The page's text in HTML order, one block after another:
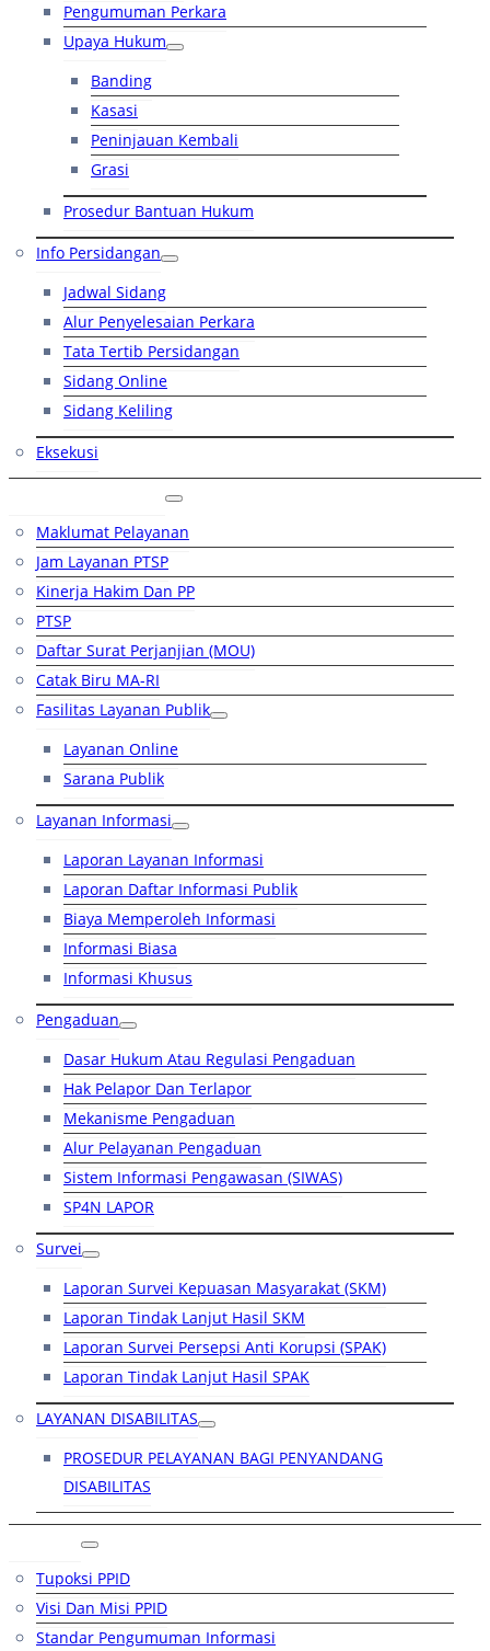
Pengumuman Perkara
Upaya Hukum
Banding
Kasasi
Peninjauan Kembali
Grasi
Prosedur Bantuan Hukum
Info Persidangan
Jadwal Sidang
Alur Penyelesaian Perkara
Tata Tertib Persidangan
Sidang Online
Sidang Keliling
Eksekusi
Maklumat Pelayanan
Jam Layanan PTSP
Kinerja Hakim Dan PP
PTSP
Daftar Surat Perjanjian (MOU)
Catak Biru MA-RI
Fasilitas Layanan Publik
Layanan Online
Sarana Publik
Layanan Informasi
Laporan Layanan Informasi
Laporan Daftar Informasi Publik
Biaya Memperoleh Informasi
Informasi Biasa
Informasi Khusus
Pengaduan
Dasar Hukum Atau Regulasi Pengaduan
Hak Pelapor Dan Terlapor
Mekanisme Pengaduan
Alur Pelayanan Pengaduan
Sistem Informasi Pengawasan (SIWAS)
SP4N LAPOR
Survei
Laporan Survei Kepuasan Masyarakat (SKM)
Laporan Tindak Lanjut Hasil SKM
Laporan Survei Persepsi Anti Korupsi (SPAK)
Laporan Tindak Lanjut Hasil SPAK
LAYANAN DISABILITAS
PROSEDUR PELAYANAN BAGI PENYANDANG
DISABILITAS
Tupoksi PPID
Visi Dan Misi PPID
Standar Pengumuman Informasi